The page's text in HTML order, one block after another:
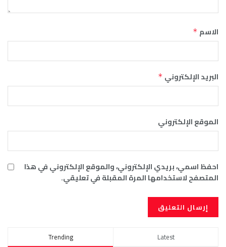
الاسم *
البريد الإلكتروني *
الموقع الإلكتروني
احفظ اسمي، بريدي الإلكتروني، والموقع الإلكتروني في هذا
المتصفح لاستخدامها المرة المقبلة في تعليقي.
Trending Latest